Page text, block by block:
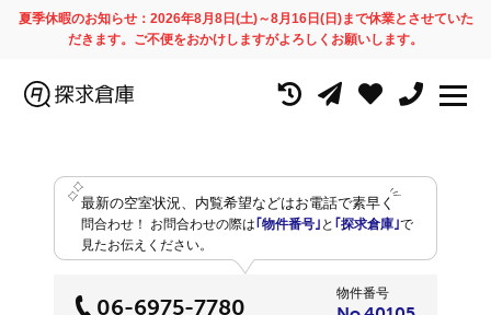
夏季休暇のお知らせ：2026年8月8日(土)～8月16日(日)まで休業とさせていた
だきます。ご不便をおかけしますがよろしくお願いします。
最新の空室状況、内覧希望などはお電話で素早く
問合わせ！ お問合わせの際は ｢物件番号｣ と ｢探求倉庫｣で
見たお伝えください。
06-6975-7780
物件番号